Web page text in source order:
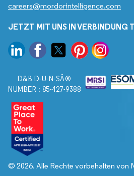
careers@mordorintelligence.com
JETZT MIT UNS IN VERBINDUNG
D&B D-U-N-SÂ®
NUMBER : 85-427-9388
© 2026. Alle Rechte vorbehalten von